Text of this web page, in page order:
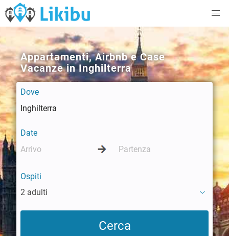
Appartamenti, Airbnb e Case
Vacanze in Inghilterra
Dove
Date
Ospiti
2 adulti